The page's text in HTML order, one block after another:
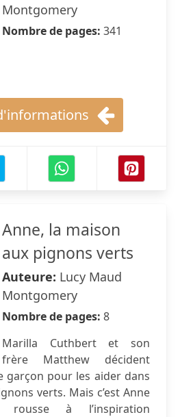
Montgomery
Nombre de pages: 341
Anne, la maison
aux pignons verts
Auteure: Lucy Maud
Montgomery
Nombre de pages: 8
Marilla Cuthbert et son
frère Matthew décident
garçon pour les aider dans
verts. Mais c’est Anne
rousse à l’inspiration